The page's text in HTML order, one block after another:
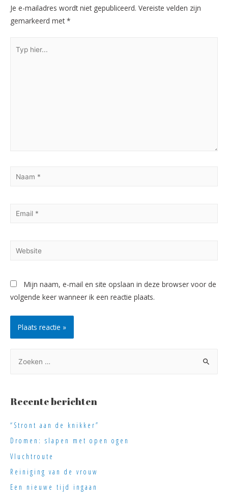
Je e-mailadres wordt niet gepubliceerd. Vereiste velden zijn
gemarkeerd met*
Mijn naam, e-mail en site opslaan in deze browser voor de
volgende keer wanneer ik een reactie plaats.
Recente berichten
“Stront aan de knikker”
Dromen: slapen met open ogen
Vluchtroute
Reiniging van de vrouw
Een nieuwe tijd ingaan